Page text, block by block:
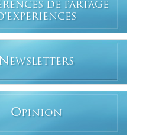
DE PARTAGE
EWSLETTERS
OPINION